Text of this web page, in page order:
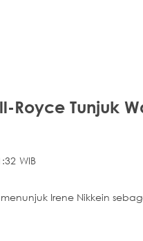
Royce Tunjuk
WIB
Irene Nikkein